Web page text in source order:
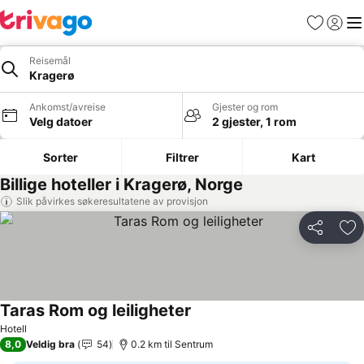
Favoritter
Logg
Reisemål
Kragerø
Ankomst/avreise
Velg datoer
Gjester og rom
2 gjester, 1 rom
Sorter Filtrer Kart
Billige hoteller i Kragerø, Norge
Slik påvirkes søkeresultatene av provisjon
Del
Hotell
Taras Rom og leiligheter
8,0 Veldig bra 54 0.2 km til Sentrum